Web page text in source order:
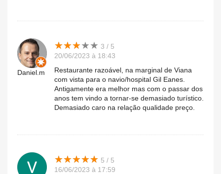
Daniel.m
★★★★★
★★★★★ 3 / 5
20/06/2023 à 18:43
Restaurante razoável, na marginal de Viana
com vista para o navio/hospital Gil Eanes.
Antigamente era melhor mas com o passar dos
anos tem vindo a tornar-se demasiado turístico.
Demasiado caro na relação qualidade preço.
★★★★★
★★★★★ 5 / 5
16/06/2023 à 17:59